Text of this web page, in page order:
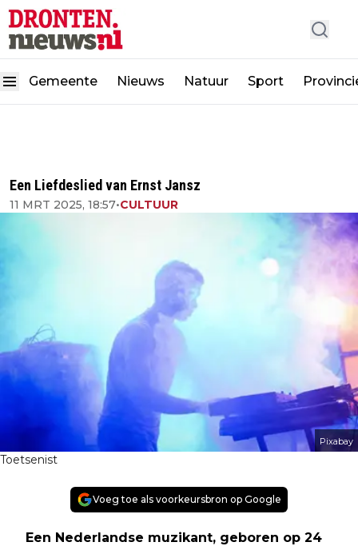
Gemeente Nieuws Natuur Sport
Een Liefdeslied van Ernst Jansz
11 MRT 2025, 18:57•CULTUUR
Pixabay
Toetsenist
Voeg toe als voorkeursbron op Google
Een Nederlandse muzikant, geboren op 24